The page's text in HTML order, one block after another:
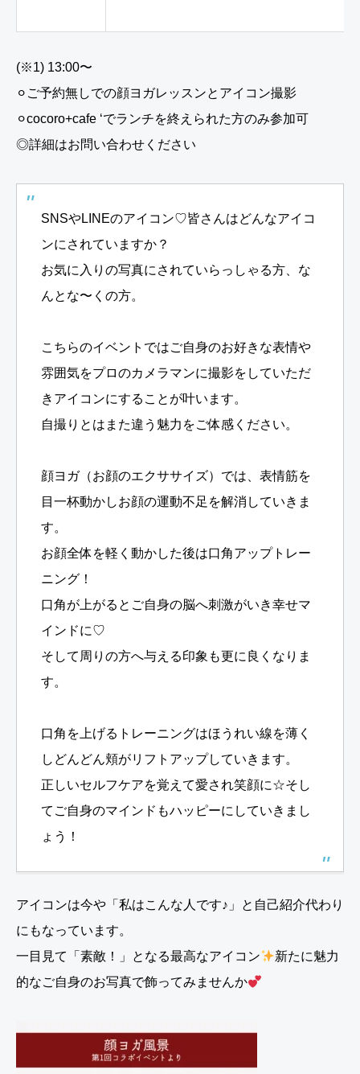
(※1) 13:00〜
⚪︎ご予約無しでの顔ヨガレッスンとアイコン撮影
⚪︎cocoro+cafe ‘でランチを終えられた方のみ参加可
◎詳細はお問い合わせください⁡
SNSやLINEのアイコン♡皆さんはどんなアイコ
ンにされていますか？
⁡お気に入りの写真にされていらっしゃる方、な
んとな〜くの方。
こちらのイベントではご自身のお好きな表情や
雰囲気をプロのカメラマンに撮影をしていただ
きアイコンにすることが叶います。
自撮りとはまた違う魅力をご体感ください。
顔ヨガ（お顔のエクササイズ）では、表情筋を
目一杯動かしお顔の運動不足を解消していきま
す。
お顔全体を軽く動かした後は口角アップトレー
ニング！
口角が上がるとご自身の脳へ刺激がいき幸せマ
インドに♡
そして周りの方へ与える印象も更に良くなりま
す。
口角を上げるトレーニングはほうれい線を薄く
しどんどん頬がリフトアップしていきます。
正しいセルフケアを覚えて愛され笑顔に☆そし
てご自身のマインドもハッピーにしていきまし
ょう！
アイコンは今や「私はこんな人です♪」と自己紹介代わり
にもなっています。
一目見て「素敵！」となる最高なアイコン
新たに魅力
的なご自身のお写真で飾ってみませんか